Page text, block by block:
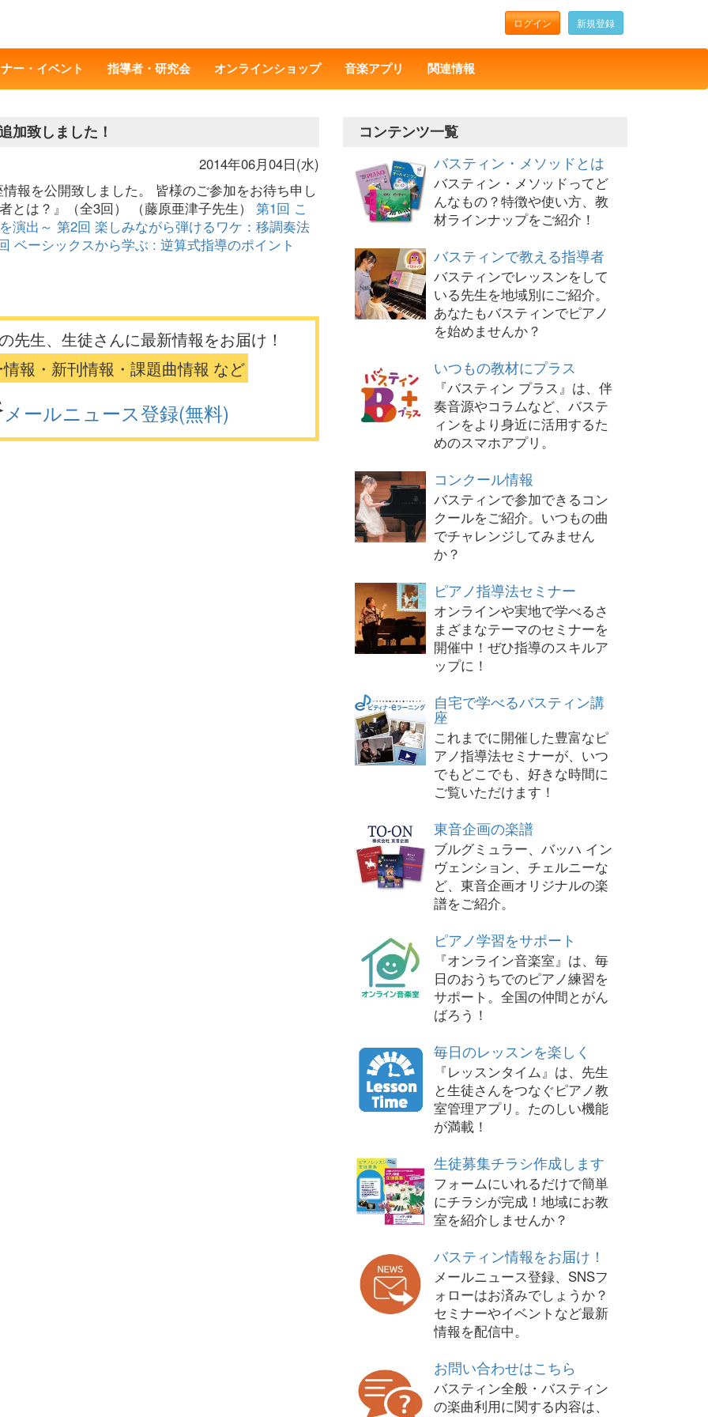
ログイン 新規登録
ー・イベント 指導者・研究会 オンラインショップ 音楽アプリ 関連情報
加致しました！
2014年06月04日(水)
報を公開致しました。 皆様のご参加をお待ち申し
とは？』（全3回） （藤原亜津子先生） 第1回 こ
演出～ 第2回 楽しみながら弾けるワケ：移調奏法
ベーシックスから学ぶ : 逆算式指導のポイント
先生、生徒さんに最新情報をお届け！
報・新刊情報・課題曲情報 など
メールニュース登録(無料)
コンテンツ一覧
バスティン・メソッドとは
バスティン・メソッドってど
んなもの？特徴や使い方、教
材ラインナップをご紹介！
バスティンで教える指導者
バスティンでレッスンをして
いる先生を地域別にご紹介。
あなたもバスティンでピアノ
を始めませんか？
いつもの教材にプラス
『バスティン プラス』は、伴
奏音源やコラムなど、バステ
ィンをより身近に活用するた
めのスマホアプリ。
コンクール情報
バスティンで参加できるコン
クールをご紹介。いつもの曲
でチャレンジしてみません
か？
ピアノ指導法セミナー
オンラインや実地で学べるさ
まざまなテーマのセミナーを
開催中！ぜひ指導のスキルア
ップに！
自宅で学べるバスティン講
座
これまでに開催した豊富なピ
アノ指導法セミナーが、いつ
でもどこでも、好きな時間に
ご覧いただけます！
東音企画の楽譜
ブルグミュラー、バッハ イン
ヴェンション、チェルニーな
ど、東音企画オリジナルの楽
譜をご紹介。
ピアノ学習をサポート
『オンライン音楽室』は、毎
日のおうちでのピアノ練習を
サポート。全国の仲間とがん
ばろう！
毎日のレッスンを楽しく
『レッスンタイム』は、先生
と生徒さんをつなぐピアノ教
室管理アプリ。たのしい機能
が満載！
生徒募集チラシ作成します
フォームにいれるだけで簡単
にチラシが完成！地域にお教
室を紹介しませんか？
バスティン情報をお届け！
メールニュース登録、SNSフ
ォローはお済みでしょうか？
セミナーやイベントなど最新
情報を配信中。
お問い合わせはこちら
バスティン全般・バスティン
の楽曲利用に関する内容は、